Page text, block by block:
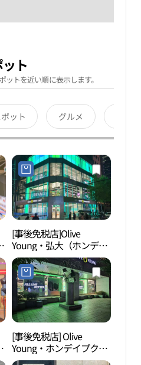
ト
トを近い順に表示します。
ット グルメ
[事後免税店]Olive
Young・弘大（ホンデ）
タウン(올리브영 홍대 타
운)
[事後免税店] Olive
Young・ホンデイプク駅
店(올리브영 홍대입구역